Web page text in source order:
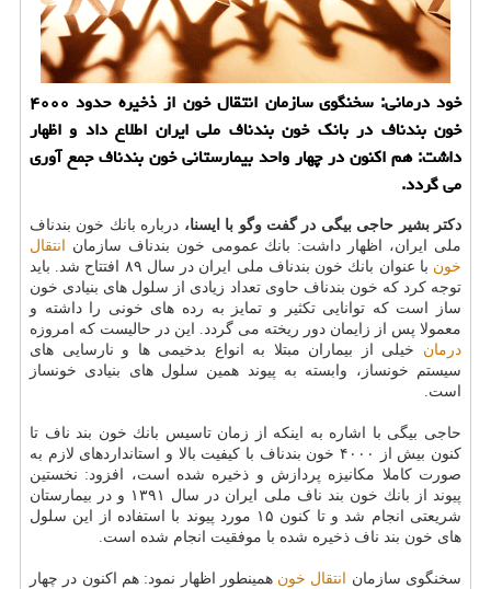
خود درمانی: سخنگوی سازمان انتقال خون از ذخیره حدود ۴۰۰۰
خون بندناف در بانك خون بندناف ملی ایران اطلاع داد و اظهار
داشت: هم اكنون در چهار واحد بیمارستانی خون بندناف جمع آوری
می گردد.
دكتر بشیر حاجی بیگی در گفت وگو با ایسنا، درباره بانك خون بندناف
ملی ایران، اظهار داشت: بانك عمومی خون بندناف سازمان انتقال
خون
با عنوان بانك خون بندناف ملی ایران در سال ۸۹ افتتاح شد. باید
توجه كرد كه خون بندناف حاوی تعداد زیادی از سلول های بنیادی خون
ساز است كه توانایی تكثیر و تمایز به رده های خونی را داشته و
معمولا پس از زایمان دور ریخته می گردد. این در حالیست كه امروزه
درمان خیلی از بیماران مبتلا به انواع بدخیمی ها و نارسایی های
سیستم خونساز، وابسته به پیوند همین سلول های بنیادی خونساز
است.
حاجی بیگی با اشاره به اینكه از زمان تاسیس بانك خون بند ناف تا
كنون بیش از ۴۰۰۰ خون بندناف با كیفیت بالا و استانداردهای لازم به
صورت كاملا مكانیزه پردازش و ذخیره شده است، افزود: نخستین
پیوند از بانك خون بند ناف ملی ایران در سال ۱۳۹۱ و در بیمارستان
شریعتی انجام شد و تا كنون ۱۵ مورد پیوند با استفاده از این سلول
های خون بند ناف ذخیره شده با موفقیت انجام شده است.
سخنگوی سازمان انتقال خون همینطور اظهار نمود: هم اكنون در چهار